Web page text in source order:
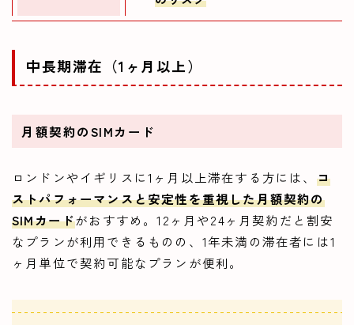
中長期滞在（1ヶ月以上）
月額契約のSIMカード
ロンドンやイギリスに1ヶ月以上滞在する方には、 コ
ストパフォーマンスと安定性を重視した月額契約の
SIMカードがおすすめ。12ヶ月や24ヶ月契約だと割安
なプランが利用できるものの、1年未満の滞在者には1
ヶ月単位で契約可能なプランが便利。